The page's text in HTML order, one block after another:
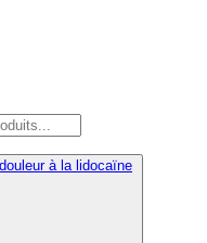
à la lidocaïne